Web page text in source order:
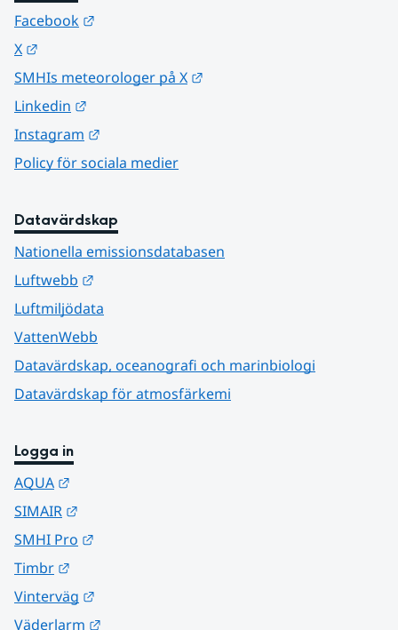
Facebook
X
SMHIs meteorologer på X
Linkedin
Instagram
Policy för sociala medier
Datavärdskap
Nationella emissionsdatabasen
Luftwebb
Luftmiljödata
VattenWebb
Datavärdskap, oceanografi och marinbiologi
Datavärdskap för atmosfärkemi
Logga in
AQUA
SIMAIR
SMHI Pro
Timbr
Vinterväg
Väderlarm